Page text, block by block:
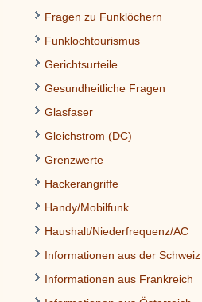
Fragen zu Funklöchern
Funklochtourismus
Gerichtsurteile
Gesundheitliche Fragen
Glasfaser
Gleichstrom (DC)
Grenzwerte
Hackerangriffe
Handy/Mobilfunk
Haushalt/Niederfrequenz/AC
Informationen aus der Schweiz
Informationen aus Frankreich